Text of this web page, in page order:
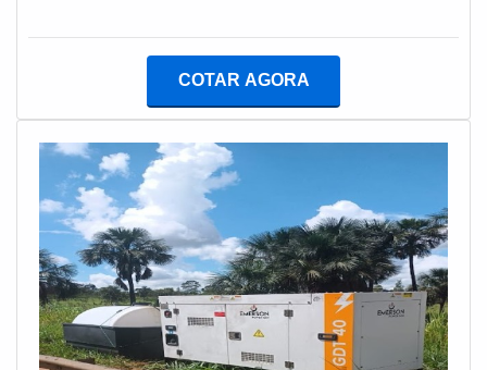
dE LOCADORA DE GERADORES DE ENERGIASe
Geradores. A empresa trabalha com manutenção
preventiva e corretiva em grupos geradores de terceiros
e ART (Atestado de Responsabilidade Técnica),
visando sempre a qualidade final para a fidelização do
cliente.Ainda com uma visão analítica sobre locadora
de geradores de energia, mais do que visar apenas
lucratividade, deve oferecer produtos e serviços que
tenham ótima qualidade e excelente custo-benefício,
pequenos detalhes, mas de grande valia para saber a
procedência e seriedade da empresa.Ainda tratando-se
COTAR AGORA